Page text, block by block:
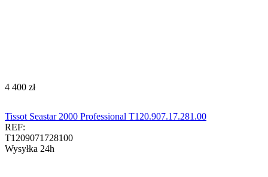
‍4 400‍ zł
Tissot Seastar 2000 Professional T120.907.17.281.00
REF:
T1209071728100
Wysyłka 24h